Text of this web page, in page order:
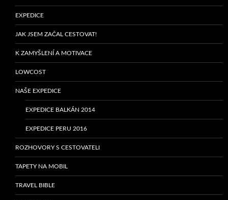
EXPEDICE
JAK JSEM ZAČAL CESTOVAT!
K ZAMYŠLENÍ A MOTIVACE
LOWCOST
NAŠE EXPEDICE
EXPEDICE BALKÁN 2014
EXPEDICE PERU 2016
ROZHOVORY S CESTOVATELI
TAPETY NA MOBIL
TRAVEL BIBLE